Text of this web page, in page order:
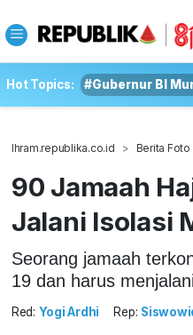
Hot Topics: #Gubernur BI
Ihram.republika.co.id Berita Foto
90 Jamaah
Jalani Isolasi
Seorang jamaah
19 dan harus
Red: Yogi Ardhi Rep: